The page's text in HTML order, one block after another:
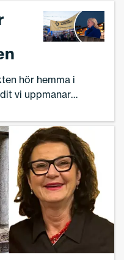
hör hemma i
vi uppmanar
Ann-
hon talade vid en
i centrala Stockholm